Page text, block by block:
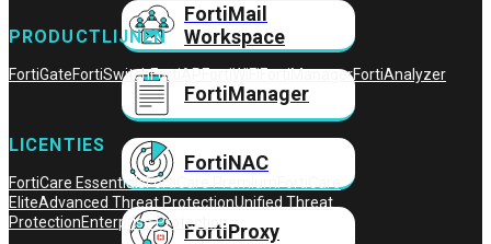
FortiMail
Workspace
FortiManager
FortiNAC
FortiProxy
PRODUCTLIJNEN
FortiGateFortiSwitchFortiAPFortiWiFiFortiManagerFortiAnalyzer
LICENTIES
FortiCare EssentialsFortiCare Premium
FortiCare
EliteAdvanced Threat ProtectionUnified Threat
ProtectionEnterprise Protection